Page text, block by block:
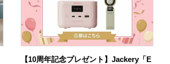
【10周年記念プレゼント】Jackery「E